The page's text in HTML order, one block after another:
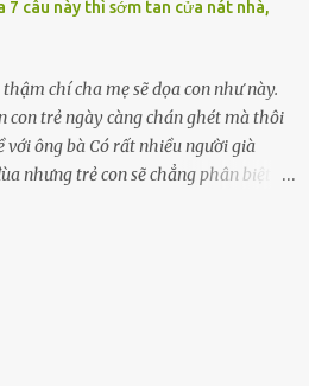
giờ, tôi chỉ còn lại chính mình. Tôi lên
khỏi thành phố và nỗi đau. Tôi v...
7 câu này thì sớm tan cửa nát nhà,
chí cha mẹ sẽ dọa con như này.
con trẻ ngày càng chán ghét mà thôi
với ông bà Có rất nhiều người già
nhưng trẻ con sẽ chẳng phân biệt
Nếu cháu không nghe lời, cảnh sát